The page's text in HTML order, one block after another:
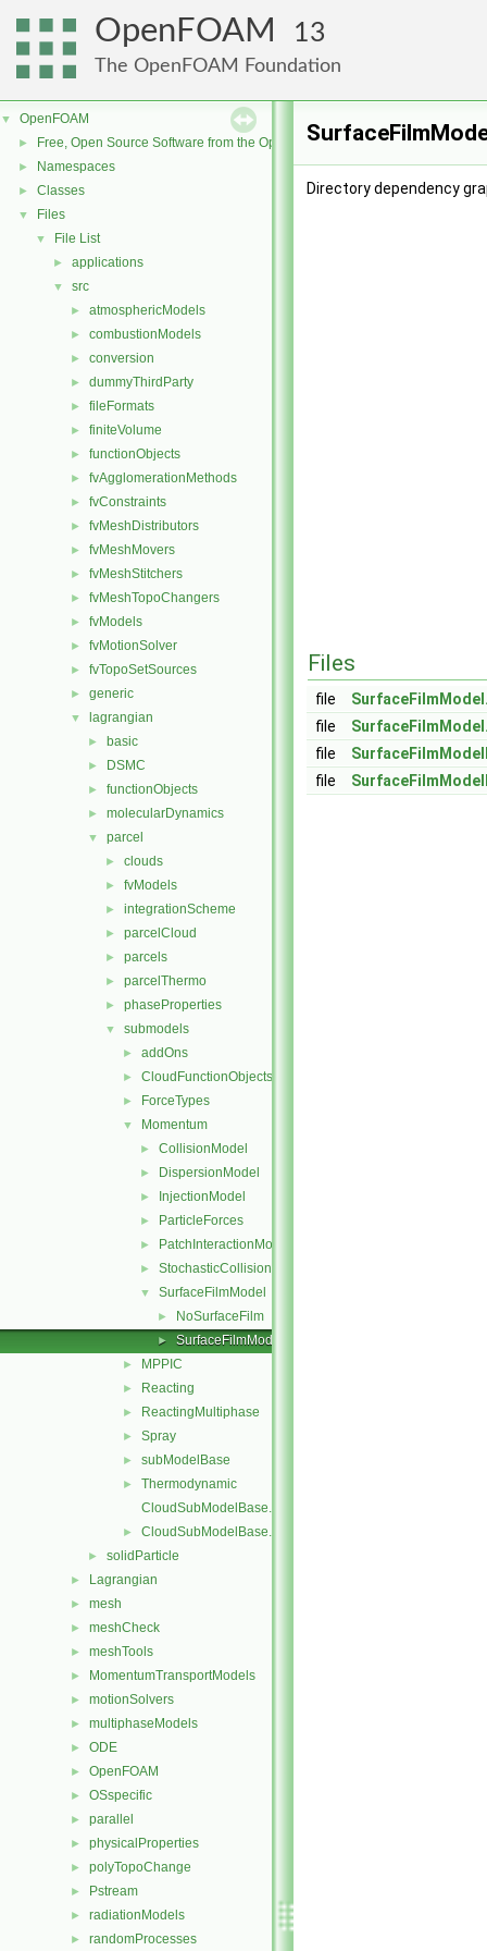
OpenFOAM 13
The OpenFOAM Foundation
▼ OpenFOAM
► Free, Open Source Software from the OpenFOAM Foundation
► Namespaces
► Classes
▼ Files
▼ File List
► applications
▼ src
► atmosphericModels
► combustionModels
► conversion
► dummyThirdParty
► fileFormats
► finiteVolume
► functionObjects
► fvAgglomerationMethods
► fvConstraints
► fvMeshDistributors
► fvMeshMovers
► fvMeshStitchers
► fvMeshTopoChangers
► fvModels
► fvMotionSolver
► fvTopoSetSources
► generic
▼ lagrangian
► basic
► DSMC
► functionObjects
► molecularDynamics
▼ parcel
► clouds
► fvModels
► integrationScheme
► parcelCloud
► parcels
► parcelThermo
► phaseProperties
▼ submodels
► addOns
► CloudFunctionObjects
► ForceTypes
▼ Momentum
► CollisionModel
► DispersionModel
► InjectionModel
► ParticleForces
► PatchInteractionModel
► StochasticCollision
▼ SurfaceFilmModel
► NoSurfaceFilm
► SurfaceFilmModel
► MPPIC
► Reacting
► ReactingMultiphase
► Spray
► subModelBase
►
Thermodynamic
CloudSubModelBase.C
► CloudSubModelBase.H
► solidParticle
► Lagrangian
► mesh
► meshCheck
► meshTools
► MomentumTransportModels
► motionSolvers
► multiphaseModels
► ODE
► OpenFOAM
► OSspecific
► parallel
► physicalProperties
► polyTopoChange
► Pstream
► radiationModels
► randomProcesses
Directory dependency
Files
file
file
file
file